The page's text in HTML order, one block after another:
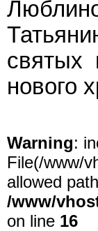
святых
нового
Warning:
File(/www/
allowed
/www/
on line 16